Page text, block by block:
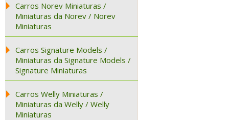
Carros Norev Miniaturas /
Miniaturas da Norev / Norev
Miniaturas
Carros Signature Models /
Miniaturas da Signature Models /
Signature Miniaturas
Carros Welly Miniaturas /
Miniaturas da Welly / Welly
Miniaturas